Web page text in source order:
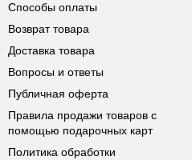
Способы оплаты
Возврат товара
Доставка товара
Вопросы и ответы
Публичная оферта
Правила продажи товаров с
помощью подарочных карт
Политика обработки